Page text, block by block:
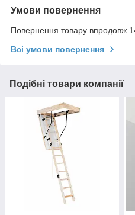
Умови повернення
Повернення товару впродовж
Всі умови повернення
Подібні товари компанії